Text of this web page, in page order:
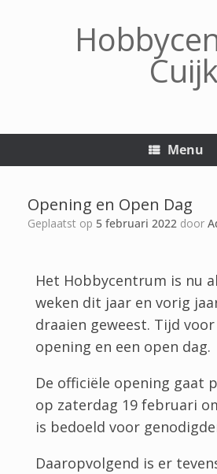
Menu
Opening en Open Dag
Geplaatst op 5 februari 2022 door
Het Hobbycentrum is nu
weken dit jaar en vorig
draaien geweest. Tijd
opening en een open dag.
De officiële opening gaat
op zaterdag 19 februari
is bedoeld voor
Daaropvolgend is er